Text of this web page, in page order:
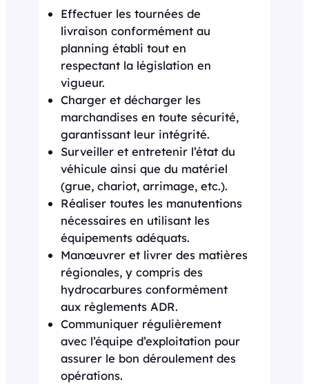
Effectuer les tournées de
livraison conformément au
planning établi tout en
respectant la législation en
vigueur.
Charger et décharger les
marchandises en toute sécurité,
garantissant leur intégrité.
Surveiller et entretenir l’état du
véhicule ainsi que du matériel
(grue, chariot, arrimage, etc.).
Réaliser toutes les manutentions
nécessaires en utilisant les
équipements adéquats.
Manœuvrer et livrer des matières
régionales, y compris des
hydrocarbures conformément
aux règlements ADR.
Communiquer régulièrement
avec l’équipe d’exploitation pour
assurer le bon déroulement des
opérations.